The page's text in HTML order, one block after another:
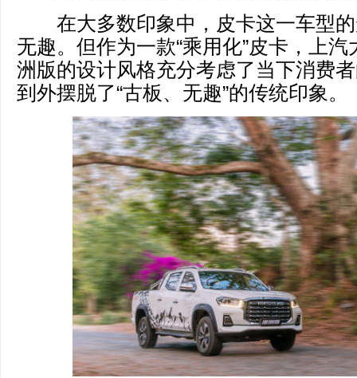
在大多数印象中，皮卡这一车型的
无趣。但作为一款“乘用化”皮卡，上
洲版的设计风格充分考虑了当下消费
到外摆脱了“古板、无趣”的传统印象。